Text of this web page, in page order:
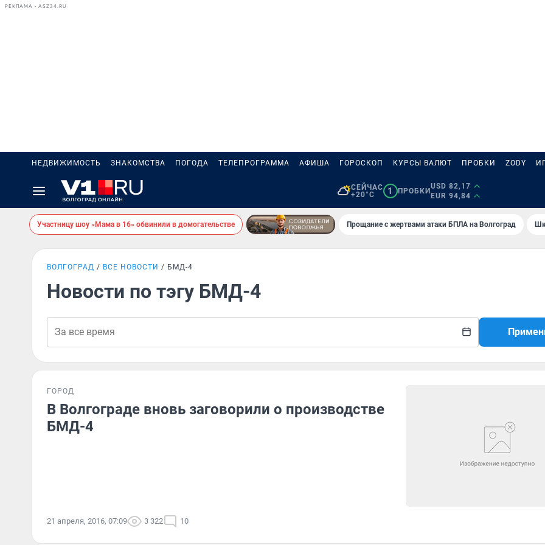
РЕКЛАМА • ASZ34.RU
НЕДВИЖИМОСТЬ ЗНАКОМСТВА ПОГОДА ТЕЛЕПРОГРАММА АФИША ГОРОСКОП КУРСЫ ВАЛЮТ ПРОБКИ ZODY
СЕЙЧАС
+20°C
1 ПРОБКИ
USD 82,17
EUR 94,84
Участницу шоу «Мама в 16» обвинили в домогательстве Прощание с жертвами атаки БПЛА на Волгоград
ВОЛГОГРАД ВСЕ НОВОСТИ БМД-4
Новости по тэгу БМД-4
ГОРОД
В Волгограде вновь заговорили о производстве
БМД-4
21 апреля, 2016, 07:09 3 322 10